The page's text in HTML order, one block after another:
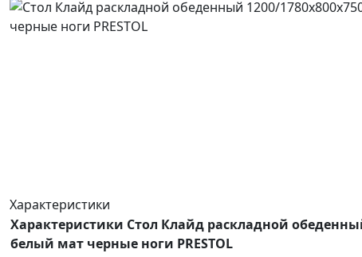
Характеристики
Характеристики Стол Клайд раскладной
белый мат черные ноги PRESTOL